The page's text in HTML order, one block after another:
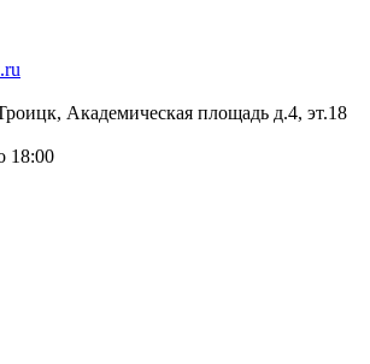
Академическая площадь д.4, эт.18
18:00